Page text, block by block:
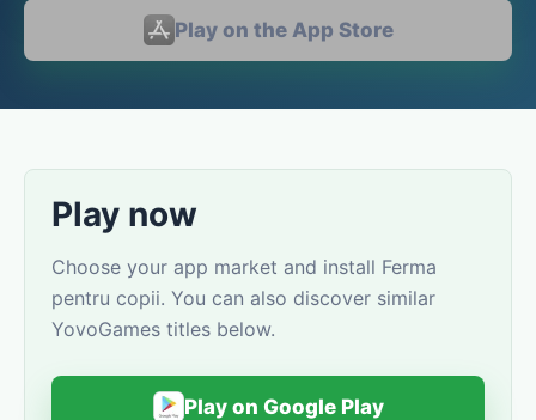
Play on the App Store
Play now
Choose your app market and install Ferma
pentru copii. You can also discover similar
YovoGames titles below.
Play on Google Play